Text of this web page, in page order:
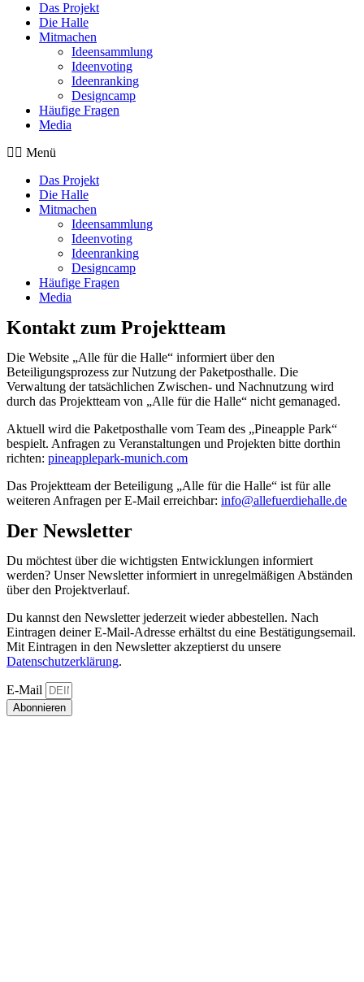
Das Projekt
Die Halle
Mitmachen
Ideensammlung
Ideenvoting
Ideenranking
Designcamp
Häufige Fragen
Media
Menü
Das Projekt
Die Halle
Mitmachen
Ideensammlung
Ideenvoting
Ideenranking
Designcamp
Häufige Fragen
Media
Kontakt zum Projektteam
Die Website „Alle für die Halle“ informiert über den
Beteiligungsprozess zur Nutzung der Paketposthalle. Die
Verwaltung der tatsächlichen Zwischen- und Nachnutzung wird
durch das Projektteam von „Alle für die Halle“ nicht gemanaged.
Aktuell wird die Paketposthalle vom Team des „Pineapple Park“
bespielt. Anfragen zu Veranstaltungen und Projekten bitte dorthin
richten: pineapplepark-munich.com
Das Projektteam der Beteiligung „Alle für die Halle“ ist für alle
weiteren Anfragen per E-Mail erreichbar: info@allefuerdiehalle.de
Der Newsletter
Du möchtest über die wichtigsten Entwicklungen informiert
werden? Unser Newsletter informiert in unregelmäßigen Abständen
über den Projektverlauf.
Du kannst den Newsletter jederzeit wieder abbestellen. Nach
Eintragen deiner E-Mail-Adresse erhältst du eine Bestätigungsemail.
Mit Eintragen in den Newsletter akzeptierst du unsere
Datenschutzerklärung.
E-Mail
Abonnieren